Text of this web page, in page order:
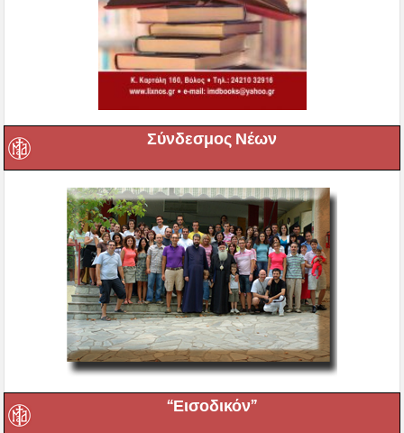
Σύνδεσμος Νέων
“Εισοδικόν”